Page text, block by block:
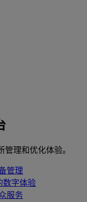
理和优化体验。
管理
数字体验
服务